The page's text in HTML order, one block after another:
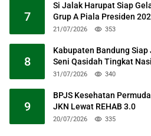
7
Si Jalak Harupat Siap
Grup A Piala Presiden
21/07/2026 353
8
Kabupaten Bandung Siap
Seni Qasidah Tingkat
31/07/2026 340
9
BPJS Kesehatan
JKN Lewat REHAB 3.0
20/07/2026 335